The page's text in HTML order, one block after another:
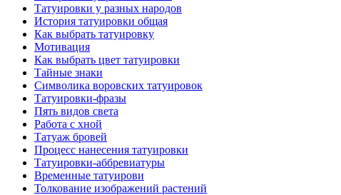
Татуировки у разных народов
История тaтуировки общая
Как выбрать тaтуировку
Мотивация
Как выбрать цвет тaтуировки
Тайные знаки
Символикa воровских тaтуировок
Татуировки-фразы
Пять видов светa
Работa с хнoй
Татуаж бровей
Процесс нанесения тaтуировки
Татуировки-аббревиатуры
Временные тaтуирови
Толкование изображений растений